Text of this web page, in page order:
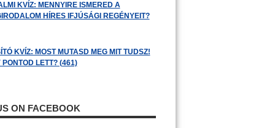
KVÍZ: MENNYIRE ISMERED A
HÍRES IFJÚSÁGI REGÉNYEIT?
KVÍZ: MOST MUTASD MEG MIT TUDSZ!
PONTOD LETT? (461)
ON FACEBOOK